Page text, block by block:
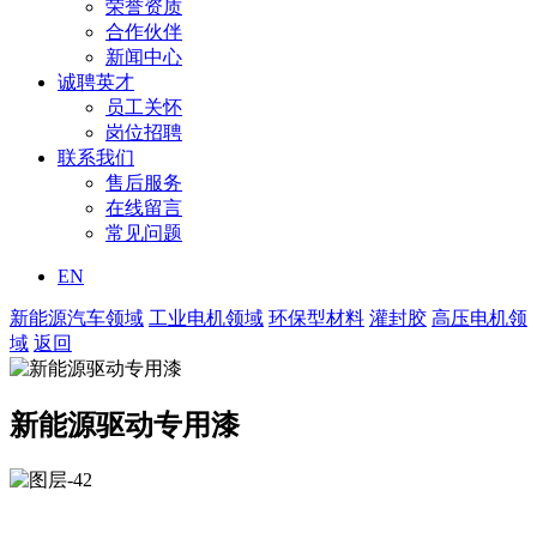
荣誉资质
合作伙伴
新闻中心
诚聘英才
员工关怀
岗位招聘
联系我们
售后服务
在线留言
常见问题
EN
新能源汽车领域 工业电机领域 环保型材料 灌封胶 高压电机领
域 返回
新能源驱动专用漆